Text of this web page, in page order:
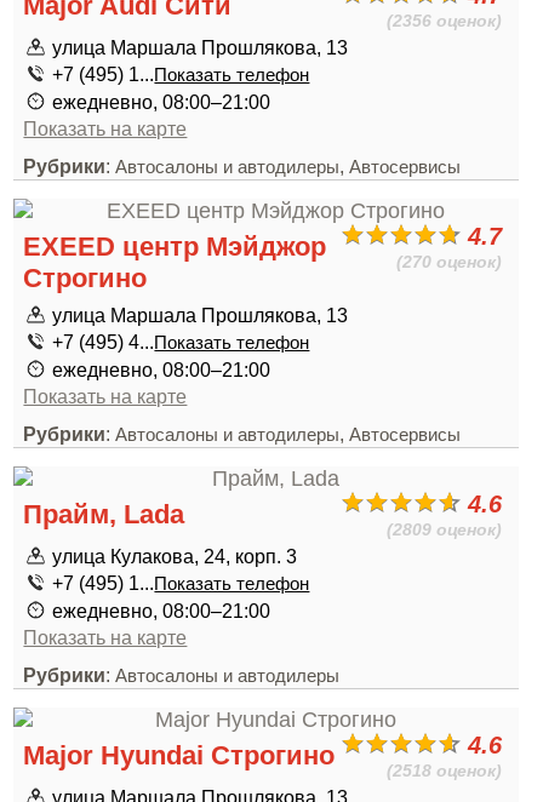
(2356 оценок)
улица Маршала Прошлякова, 13
+7 (495) 1...Показать телефон
ежедневно, 08:00–21:00
Показать на карте
Рубрики:Автосалоны и автодилеры,Автосервисы
4.7
(270 оценок)
EXEED центр Мэйджор
Строгино
улица Маршала Прошлякова, 13
+7 (495) 4...Показать телефон
ежедневно, 08:00–21:00
Показать на карте
Рубрики:Автосалоны и автодилеры,Автосервисы
4.6
(2809 оценок)
Прайм, Lada
улица Кулакова, 24, корп. 3
+7 (495) 1...Показать телефон
ежедневно, 08:00–21:00
Показать на карте
Рубрики:Автосалоны и автодилеры
4.6
(2518 оценок)
Major Hyundai Строгино
улица Маршала Прошлякова, 13